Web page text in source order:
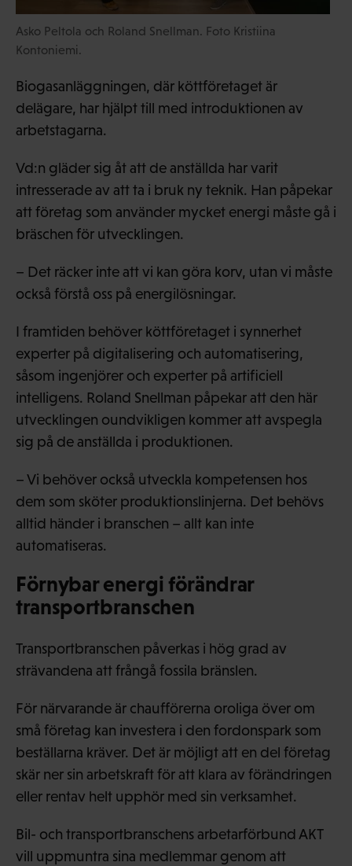
Asko Peltola och Roland Snellman. Foto Kristiina
Kontoniemi.
Biogasanläggningen, där köttföretaget är
delägare, har hjälpt till med introduktionen av
arbetstagarna.
Vd:n gläder sig åt att de anställda har varit
intresserade av att ta i bruk ny teknik. Han påpekar
att företag som använder mycket energi måste gå i
bräschen för utvecklingen.
– Det räcker inte att vi kan göra korv, utan vi måste
också förstå oss på energilösningar.
I framtiden behöver köttföretaget i synnerhet
experter på digitalisering och automatisering,
såsom ingenjörer och experter på artificiell
intelligens. Roland Snellman påpekar att den här
utvecklingen oundvikligen kommer att avspegla
sig på de anställda i produktionen.
– Vi behöver också utveckla kompetensen hos
dem som sköter produktionslinjerna. Det behövs
alltid händer i branschen – allt kan inte
automatiseras.
Förnybar energi förändrar
transportbranschen
Transportbranschen påverkas i hög grad av
strävandena att frångå fossila bränslen.
För närvarande är chaufförerna oroliga över om
små företag kan investera i den fordonspark som
beställarna kräver. Det är möjligt att en del företag
skär ner sin arbetskraft för att klara av förändringen
eller rentav helt upphör med sin verksamhet.
Bil- och transportbranschens arbetarförbund AKT
vill uppmuntra sina medlemmar genom att